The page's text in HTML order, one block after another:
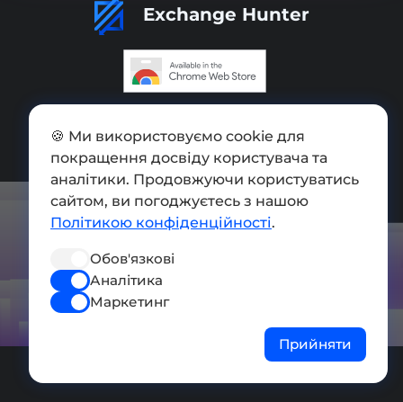
Exchange Hunter
Мапа сайту
Press kit
Умови використання
Політика конфіденційності
СОЦ. МЕРЕЖІ
🍪 Ми використовуємо cookie для
покращення досвіду користувача та
аналітики. Продовжуючи користуватись
сайтом, ви погоджуєтесь з нашою
Політикою конфіденційності.
Обов'язкові
Аналітика
Маркетинг
Прийняти